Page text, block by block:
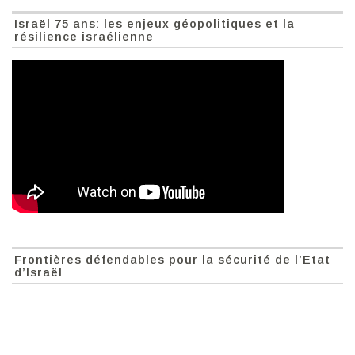
Israël 75 ans: les enjeux géopolitiques et la
résilience israélienne
Frontières défendables pour la sécurité de l’Etat
d’Israël